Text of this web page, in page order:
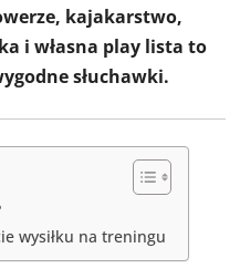
kajakarstwo,
i własna play lista to
słuchawki.
wysiłku na treningu